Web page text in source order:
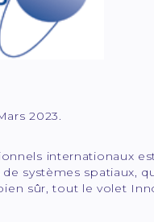
2023.
internationaux
systèmes spatiaux,
sûr, tout le volet